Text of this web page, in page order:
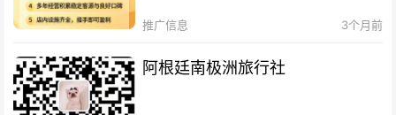
推广信息 3个月前
阿根廷南极洲旅行社